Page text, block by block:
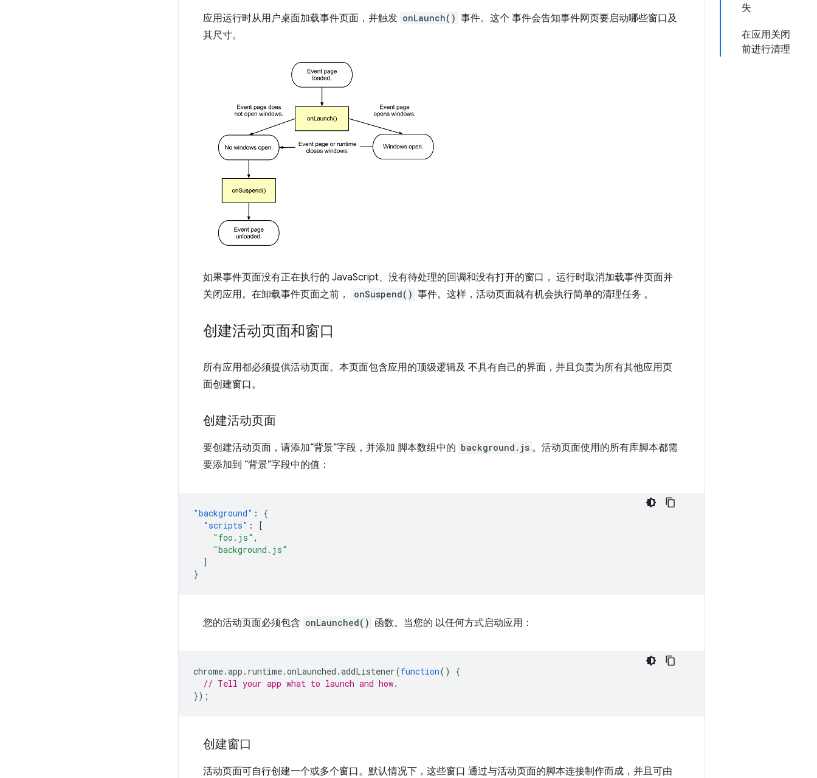
失
在应用关闭
前进行清理
应用运行时从用户桌面加载事件页面，并触发 onLaunch() 事件。这个 事件会告知事件网页要启动哪些窗口及
其尺寸。
如果事件页面没有正在执行的 JavaScript、没有待处理的回调和没有打开的窗口， 运行时取消加载事件页面并
关闭应用。在卸载事件页面之前，
onSuspend() 事件。这样，活动页面就有机会执行简单的清理任务 。
创建活动页面和窗口
所有应用都必须提供活动页面。本页面包含应用的顶级逻辑及 不具有自己的界面，并且负责为所有其他应用页
面创建窗口。
创建活动页面
要创建活动页面，请添加“背景”字段，并添加 脚本数组中的 background.js 。活动页面使用的所有库脚本都需
要添加到 “背景”字段中的值：
"background" :
{
"scripts" :
[
"foo.js" ,
"background.js"
]
}
您的活动页面必须包含 onLaunched() 函数。当您的 以任何方式启动应用：
chrome.app . runtime.onLaunched .addListener(function()
{
// Tell your app what to launch and how.
});
创建窗口
活动页面可自行创建一个或多个窗口。默认情况下，这些窗口 通过与活动页面的脚本连接制作而成，并且可由